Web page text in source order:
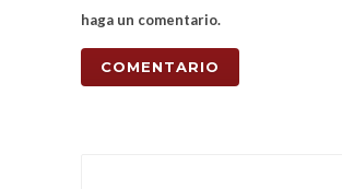
haga un comentario.